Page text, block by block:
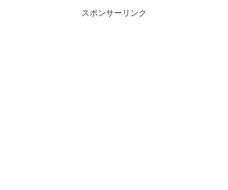
スポンサーリンク